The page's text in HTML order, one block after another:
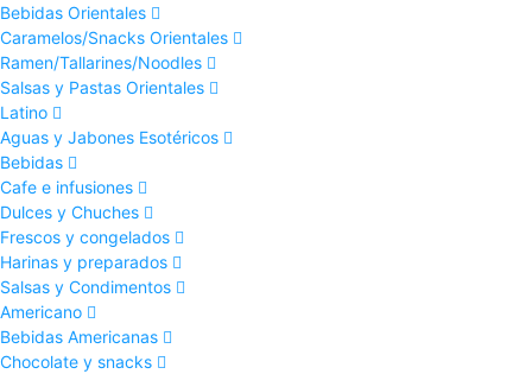
Bebidas Orientales
Caramelos/Snacks Orientales
Ramen/Tallarines/Noodles
Salsas y Pastas Orientales
Latino
Aguas y Jabones Esotéricos
Bebidas
Cafe e infusiones
Dulces y Chuches
Frescos y congelados
Harinas y preparados
Salsas y Condimentos
Americano
Bebidas Americanas
Chocolate y snacks